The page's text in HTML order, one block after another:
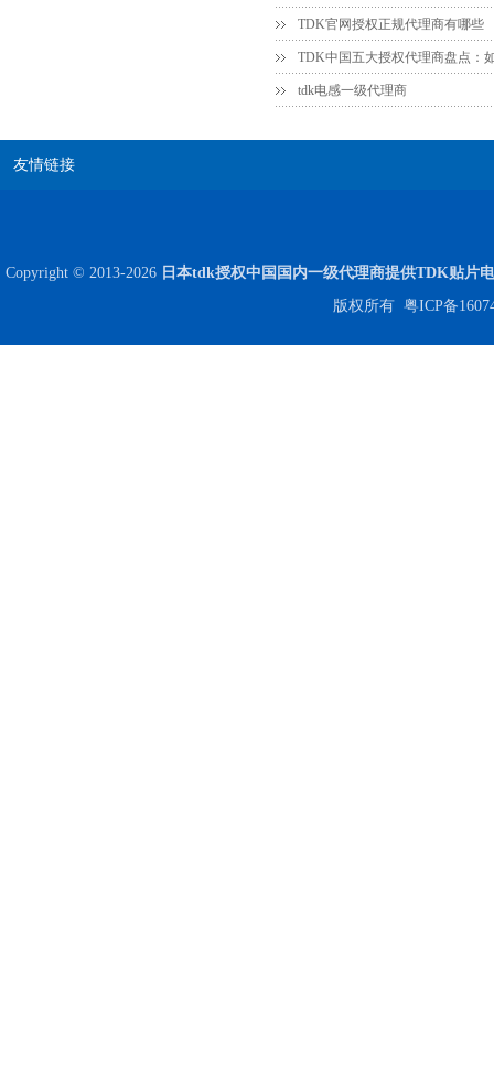
Johanson电容一级代理 正品现货
TDK官网授权正规代理商有哪些
tdk电感一级代理商
友情链接
Copyright © 2013-2026 日本tdk授权中国国内一级代理商提供TDK贴片
版权所有 粤ICP备